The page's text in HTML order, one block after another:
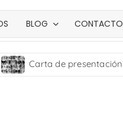
BLOG CONTACTO
Carta de presentación